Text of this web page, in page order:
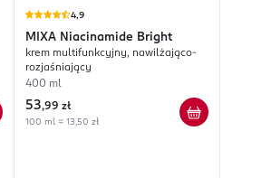
4,9
MIXA Niacinamide Bright
krem multifunkcyjny, nawilżająco-
rozjaśniający
400 ml
53,99 zł
100 ml = 13,50 zł